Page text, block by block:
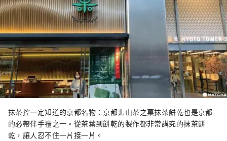
抹茶控一定知道的京都名物：京都北山茶之菓抹茶餅乾也是京都
的必帶伴手禮之一。從茶葉到餅乾的製作都非常講究的抹茶餅
乾，讓人忍不住一片接一片。